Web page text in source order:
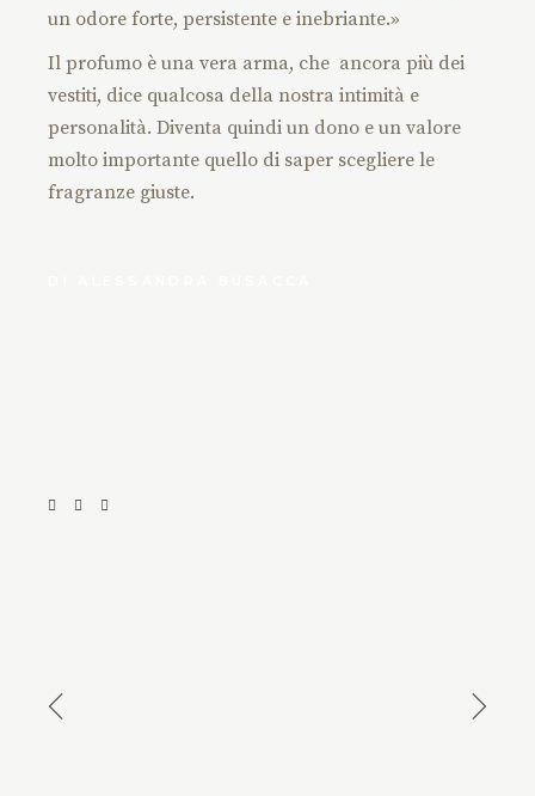
un odore forte, persistente e inebriante.»
Il profumo è una vera arma, che ancora più dei
vestiti, dice qualcosa della nostra intimità e
personalità. Diventa quindi un dono e un valore
molto importante quello di saper scegliere le
fragranze giuste.